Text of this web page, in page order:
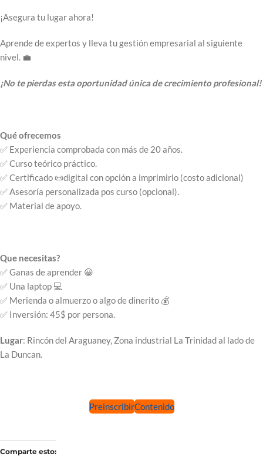
¡Asegura tu lugar ahora!
Aprende de expertos y lleva tu gestión empresarial al siguiente
nivel. 💼
¡No te pierdas esta oportunidad única de crecimiento profesional!
Qué ofrecemos
✅ Experiencia comprobada con más de 20 años.
✅ Curso teórico práctico.
✅ Certificado 📜digital con opción a imprimirlo (costo adicional)
✅ Asesoría personalizada pos curso (opcional).
✅ Material de apoyo.
Que necesitas?
✅ Ganas de aprender 😀
✅ Una laptop 💻
✅ Merienda o almuerzo o algo de dinerito 💰
✅ Inversión: 45$ por persona.
Lugar: Rincón del Araguaney, Zona industrial La Trinidad al lado de
La Duncan.
PreinscribirContenido
Comparte esto: